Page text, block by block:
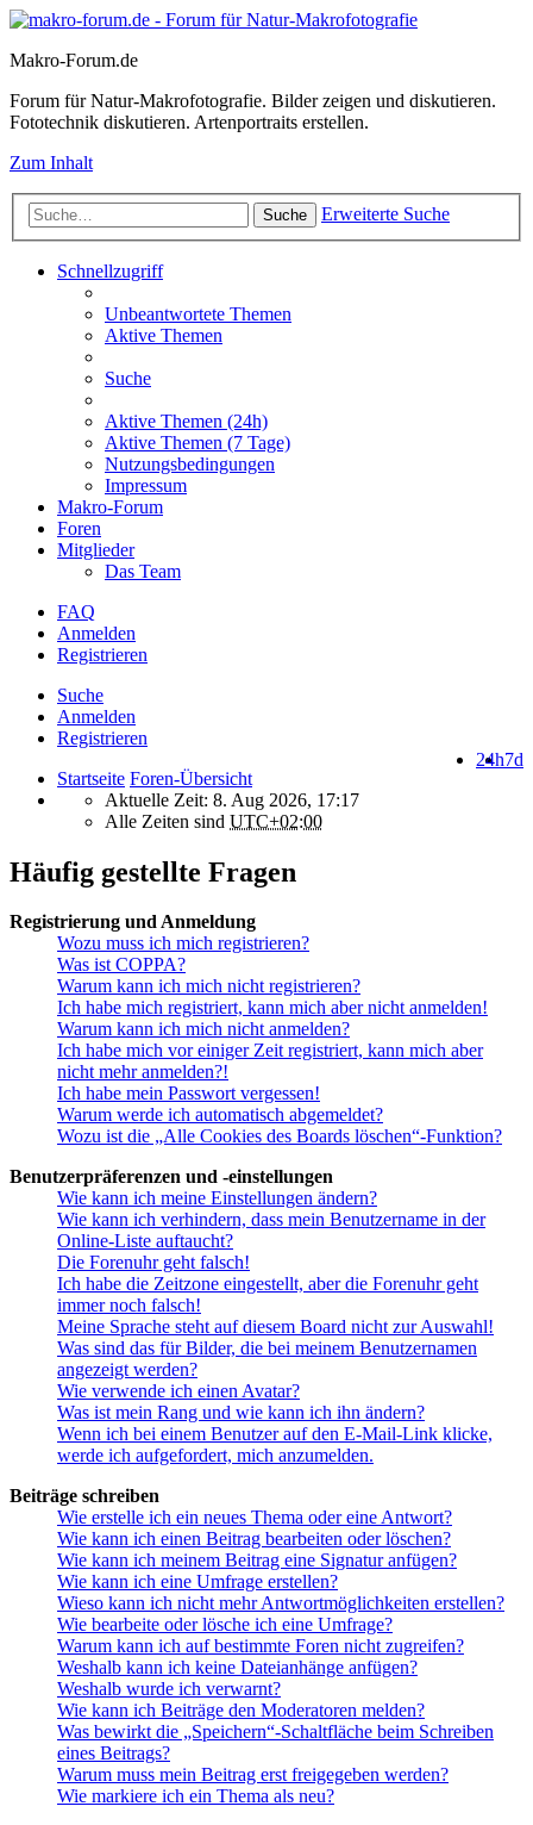
Makro-Forum.de
Forum für Natur-Makrofotografie. Bilder zeigen und diskutieren.
Fototechnik diskutieren. Artenportraits erstellen.
Zum Inhalt
Suche Erweiterte Suche
Schnellzugriff
Unbeantwortete Themen
Aktive Themen
Suche
Aktive Themen (24h)
Aktive Themen (7 Tage)
Nutzungsbedingungen
Impressum
Makro-Forum
Foren
Mitglieder
Das Team
FAQ
Anmelden
Registrieren
Suche
Anmelden
Registrieren
7d
24h
Startseite Foren-Übersicht
Aktuelle Zeit: 8. Aug 2026, 17:17
Alle Zeiten sind UTC+02:00
Häufig gestellte Fragen
Registrierung und Anmeldung
Wozu muss ich mich registrieren?
Was ist COPPA?
Warum kann ich mich nicht registrieren?
Ich habe mich registriert, kann mich aber nicht anmelden!
Warum kann ich mich nicht anmelden?
Ich habe mich vor einiger Zeit registriert, kann mich aber
nicht mehr anmelden?!
Ich habe mein Passwort vergessen!
Warum werde ich automatisch abgemeldet?
Wozu ist die „Alle Cookies des Boards löschen“-Funktion?
Benutzerpräferenzen und -einstellungen
Wie kann ich meine Einstellungen ändern?
Wie kann ich verhindern, dass mein Benutzername in der
Online-Liste auftaucht?
Die Forenuhr geht falsch!
Ich habe die Zeitzone eingestellt, aber die Forenuhr geht
immer noch falsch!
Meine Sprache steht auf diesem Board nicht zur Auswahl!
Was sind das für Bilder, die bei meinem Benutzernamen
angezeigt werden?
Wie verwende ich einen Avatar?
Was ist mein Rang und wie kann ich ihn ändern?
Wenn ich bei einem Benutzer auf den E-Mail-Link klicke,
werde ich aufgefordert, mich anzumelden.
Beiträge schreiben
Wie erstelle ich ein neues Thema oder eine Antwort?
Wie kann ich einen Beitrag bearbeiten oder löschen?
Wie kann ich meinem Beitrag eine Signatur anfügen?
Wie kann ich eine Umfrage erstellen?
Wieso kann ich nicht mehr Antwortmöglichkeiten erstellen?
Wie bearbeite oder lösche ich eine Umfrage?
Warum kann ich auf bestimmte Foren nicht zugreifen?
Weshalb kann ich keine Dateianhänge anfügen?
Weshalb wurde ich verwarnt?
Wie kann ich Beiträge den Moderatoren melden?
Was bewirkt die „Speichern“-Schaltfläche beim Schreiben
eines Beitrags?
Warum muss mein Beitrag erst freigegeben werden?
Wie markiere ich ein Thema als neu?